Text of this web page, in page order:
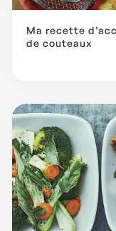
Ma recette
de couteaux